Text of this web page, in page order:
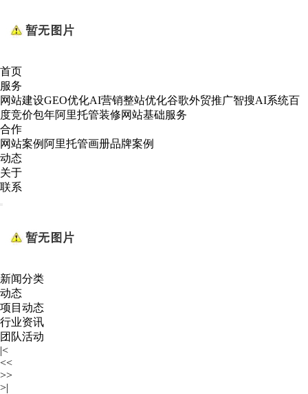
首页
服务
网站建设GEO优化AI营销整站优化谷歌外贸推广智搜AI系统百
度竞价包年阿里托管装修网站基础服务
合作
网站案例 阿里托管画册品牌案例
动态
关于
联系
新闻分类
动态
项目动态
行业资讯
团队活动
|<
<<
>>
>|